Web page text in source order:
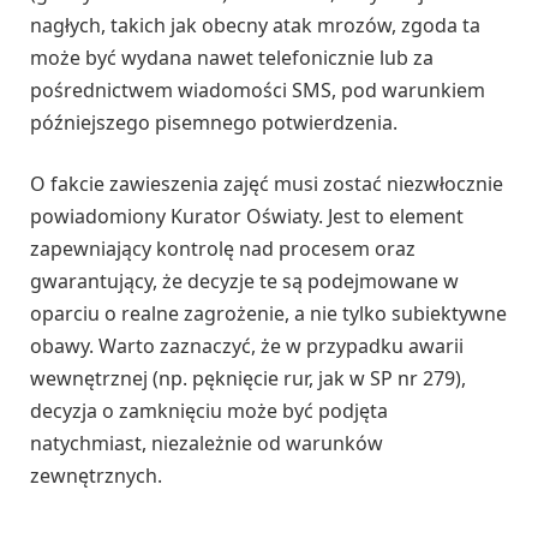
nagłych, takich jak obecny atak mrozów, zgoda ta
może być wydana nawet telefonicznie lub za
pośrednictwem wiadomości SMS, pod warunkiem
późniejszego pisemnego potwierdzenia.
O fakcie zawieszenia zajęć musi zostać niezwłocznie
powiadomiony Kurator Oświaty. Jest to element
zapewniający kontrolę nad procesem oraz
gwarantujący, że decyzje te są podejmowane w
oparciu o realne zagrożenie, a nie tylko subiektywne
obawy. Warto zaznaczyć, że w przypadku awarii
wewnętrznej (np. pęknięcie rur, jak w SP nr 279),
decyzja o zamknięciu może być podjęta
natychmiast, niezależnie od warunków
zewnętrznych.